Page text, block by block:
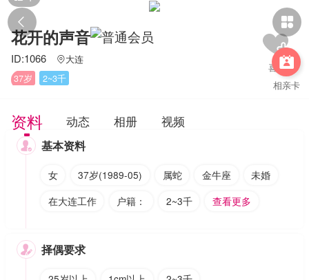
 

相亲卡
花开的声音
ID:1066 大连
37岁
2~3千
资料 动态 相册 视频
 基本资料
女 37岁(1989-05) 属蛇 金牛座
未婚
在大连工作
户籍： 2~3千 查看更多
 择偶要求